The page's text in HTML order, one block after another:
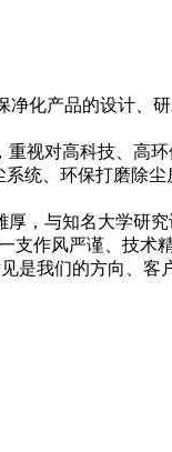
化产品的设计、
视对高科技、高
统、环保打磨除
，与知名大学研
作风严谨、技
我们的方向、